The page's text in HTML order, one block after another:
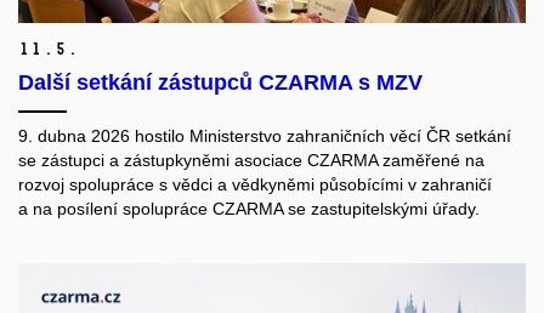
11. 5.
Další setkání zástupců CZARMA s MZV
9. dubna 2026 hostilo Ministerstvo zahraničních věcí ČR setkání
se zástupci a zástupkyněmi asociace CZARMA zaměřené na
rozvoj spolupráce s vědci a vědkyněmi působícími v zahraničí
a na posílení spolupráce CZARMA se zastupitelskými úřady.